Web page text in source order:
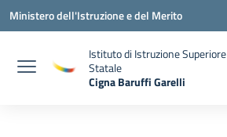
Vai ai contenuti
Vai al menu di navigazione
Vai al footer
Ministero dell'Istruzione e del Merito
Istituto di Istruzione Superiore
Statale
Cigna Baruffi Garelli